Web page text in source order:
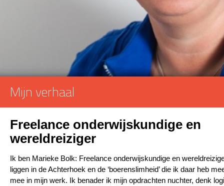
Mijn verhaal
Freelance onderwijskundige en
wereldreiziger
Ik ben Marieke Bolk: Freelance onderwijskundige en
liggen in de Achterhoek en de ‘boerenslimheid’ die ik daar heb
mee in mijn werk. Ik benader ik mijn opdrachten nuchter, denk